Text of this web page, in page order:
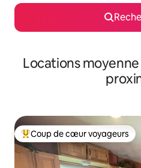
Locations
Coups de cœur voyageurs les
Coup de cœur voyageurs